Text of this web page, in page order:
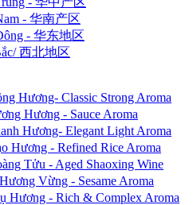
- 华南产区
- 华东地区
西北地区
Hương- Classic Strong Aroma
Hương - Sauce Aroma
Hương- Elegant Light Aroma
Hương - Refined Rice Aroma
Tửu - Aged Shaoxing Wine
Vừng - Sesame Aroma
Hương - Rich & Complex Aroma